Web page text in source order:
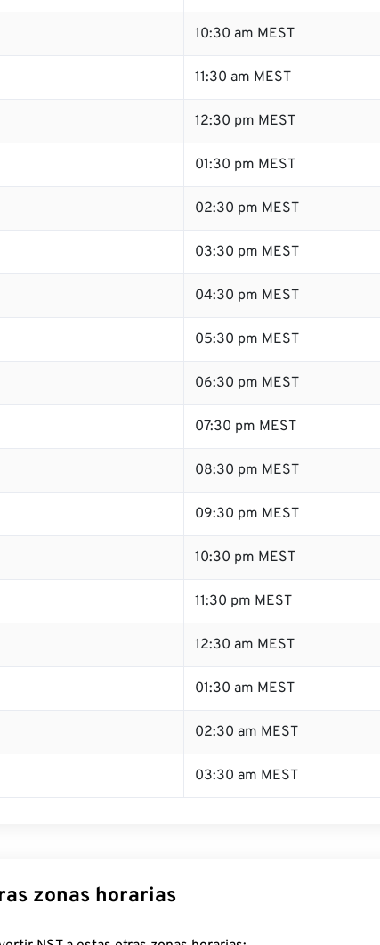
10:30 am MEST
11:30 am MEST
12:30 pm MEST
01:30 pm MEST
02:30 pm MEST
03:30 pm MEST
04:30 pm MEST
05:30 pm MEST
06:30 pm MEST
07:30 pm MEST
08:30 pm MEST
09:30 pm MEST
10:30 pm MEST
11:30 pm MEST
12:30 am MEST
01:30 am MEST
02:30 am MEST
03:30 am MEST
zonas horarias